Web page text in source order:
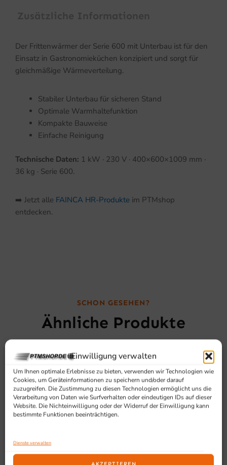
Einwilligung verwalten
Um Ihnen optimale Erlebnisse zu bieten, verwenden wir Technologien wie
Cookies, um Geräteinformationen zu speichern und/oder darauf
zuzugreifen. Die Zustimmung zu diesen Technologien ermöglicht uns die
Verarbeitung von Daten wie Surfverhalten oder eindeutigen IDs auf dieser
Website. Die Nichteinwilligung oder der Widerruf der Einwilligung kann
bestimmte Funktionen beeinträchtigen.
Dienste verwalten
Der Frittenwärmer der Serie 600 mit Unterbau ist für den
Einsatz in Gastronomieküchen konzipiert und sorgt für
gleichmäßige Wärmeverteilung.
Stabiler Unterbau für sicheren Stand
Optimale Warmhaltefunktion
Kompakte Bauweise
Einfache Reinigung
Technische Daten: 1 kW · 230 V · 400×600×1009 mm ·
36 kg · Serie 600.
➡️ Jetzt alle FAINCA HR-Produkte im PTMshop
entdecken.
SCHON GESEHEN?
Ähnliche Produkte